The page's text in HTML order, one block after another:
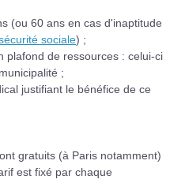
(ou 60 ans en cas d'inaptitude
sociale) ;
plafond de ressources : celui-ci
;
justifiant le bénéfice de ce
gratuits (à Paris notamment)
est fixé par chaque